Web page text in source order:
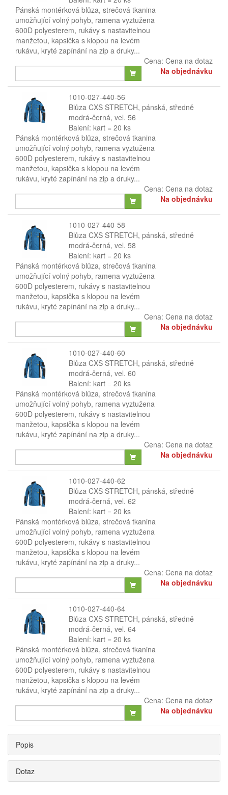
Pánská montérková blůza, strečová tkanina
umožňující volný pohyb, ramena vyztužena
600D polyesterem, rukávy s nastavitelnou
manžetou, kapsička s klopou na levém
rukávu, kryté zapínání na zip a druky...
Cena: Cena na dotaz
Na objednávku
1010-027-440-56
Blůza CXS STRETCH, pánská, středně
modrá-černá, vel. 56
Balení: kart = 20 ks
Pánská montérková blůza, strečová tkanina
umožňující volný pohyb, ramena vyztužena
600D polyesterem, rukávy s nastavitelnou
manžetou, kapsička s klopou na levém
rukávu, kryté zapínání na zip a druky...
Cena: Cena na dotaz
Na objednávku
1010-027-440-58
Blůza CXS STRETCH, pánská, středně
modrá-černá, vel. 58
Balení: kart = 20 ks
Pánská montérková blůza, strečová tkanina
umožňující volný pohyb, ramena vyztužena
600D polyesterem, rukávy s nastavitelnou
manžetou, kapsička s klopou na levém
rukávu, kryté zapínání na zip a druky...
Cena: Cena na dotaz
Na objednávku
1010-027-440-60
Blůza CXS STRETCH, pánská, středně
modrá-černá, vel. 60
Balení: kart = 20 ks
Pánská montérková blůza, strečová tkanina
umožňující volný pohyb, ramena vyztužena
600D polyesterem, rukávy s nastavitelnou
manžetou, kapsička s klopou na levém
rukávu, kryté zapínání na zip a druky...
Cena: Cena na dotaz
Na objednávku
1010-027-440-62
Blůza CXS STRETCH, pánská, středně
modrá-černá, vel. 62
Balení: kart = 20 ks
Pánská montérková blůza, strečová tkanina
umožňující volný pohyb, ramena vyztužena
600D polyesterem, rukávy s nastavitelnou
manžetou, kapsička s klopou na levém
rukávu, kryté zapínání na zip a druky...
Cena: Cena na dotaz
Na objednávku
1010-027-440-64
Blůza CXS STRETCH, pánská, středně
modrá-černá, vel. 64
Balení: kart = 20 ks
Pánská montérková blůza, strečová tkanina
umožňující volný pohyb, ramena vyztužena
600D polyesterem, rukávy s nastavitelnou
manžetou, kapsička s klopou na levém
rukávu, kryté zapínání na zip a druky...
Cena: Cena na dotaz
Na objednávku
Popis
Dotaz